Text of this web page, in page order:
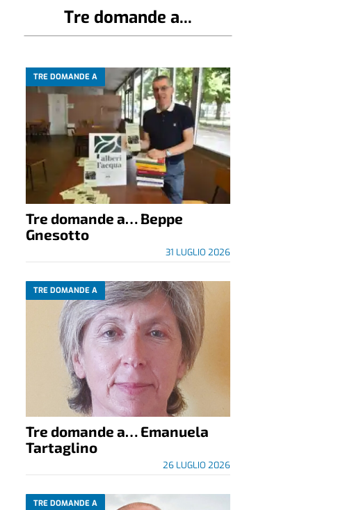
Tre domande a...
TRE DOMANDE A
Tre domande a… Beppe
Gnesotto
31 LUGLIO 2026
TRE DOMANDE A
Tre domande a… Emanuela
Tartaglino
26 LUGLIO 2026
TRE DOMANDE A